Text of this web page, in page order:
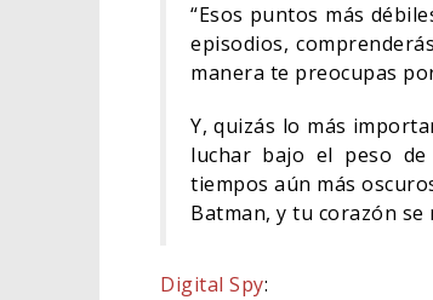
“Esos puntos más
episodios,
manera te preocupas
Y, quizás lo más
luchar bajo el peso de
tiempos aún más
Batman, y tu corazón
Digital Spy: